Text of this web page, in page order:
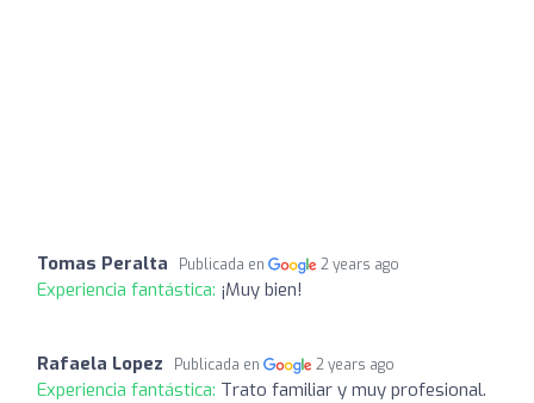
Tomas Peralta Publicada en 2 years ago
Experiencia fantástica: ¡Muy bien!
Rafaela Lopez Publicada en 2 years ago
Experiencia fantástica: Trato familiar y muy profesional.